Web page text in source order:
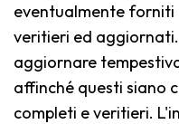
eventualmente forniti
veritieri ed
aggiornare
affinché questi siano
completi e veritieri.